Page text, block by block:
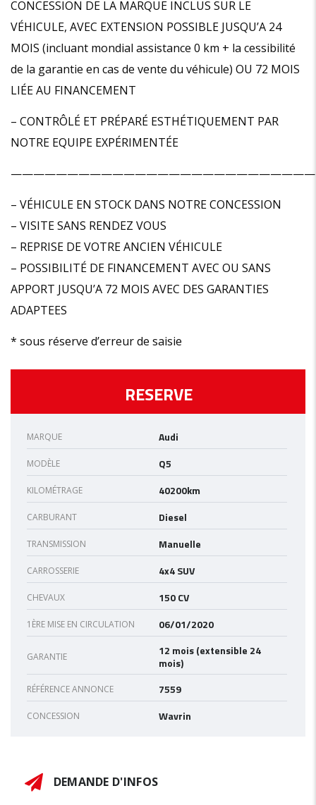
CONCESSION DE LA MARQUE INCLUS SUR LE
VÉHICULE, AVEC EXTENSION POSSIBLE JUSQU’A 24
MOIS (incluant mondial assistance 0 km + la cessibilité
de la garantie en cas de vente du véhicule) OU 72 MOIS
LIÉE AU FINANCEMENT
– CONTRÔLÉ ET PRÉPARÉ ESTHÉTIQUEMENT PAR
NOTRE EQUIPE EXPÉRIMENTÉE
– VÉHICULE EN STOCK DANS NOTRE CONCESSION
– VISITE SANS RENDEZ VOUS
– REPRISE DE VOTRE ANCIEN VÉHICULE
– POSSIBILITÉ DE FINANCEMENT AVEC OU SANS
APPORT JUSQU’A 72 MOIS AVEC DES GARANTIES
ADAPTEES
* sous réserve d’erreur de saisie
RESERVE
MARQUE Audi
MODÈLE Q5
KILOMÉTRAGE 40200km
CARBURANT Diesel
TRANSMISSION Manuelle
CARROSSERIE 4x4 SUV
CHEVAUX 150 CV
1ÈRE MISE EN CIRCULATION 06/01/2020
GARANTIE
12 mois (extensible 24
mois)
RÉFÉRENCE ANNONCE 7559
CONCESSION Wavrin
DEMANDE D'INFOS